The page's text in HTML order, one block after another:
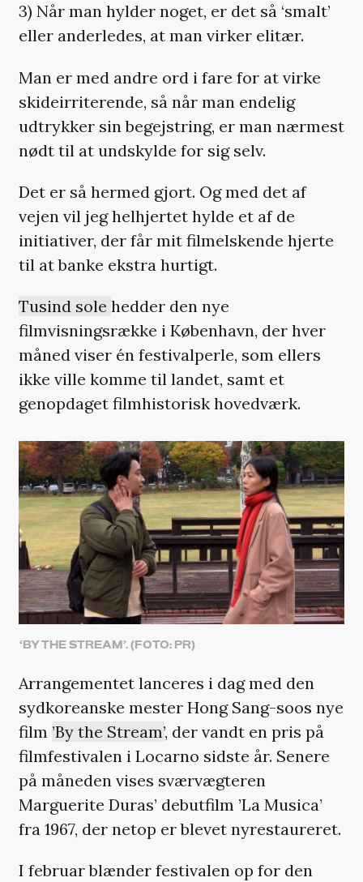
3) Når man hylder noget, er det så ‘smalt’
eller anderledes, at man virker elitær.
Man er med andre ord i fare for at virke
skideirriterende, så når man endelig
udtrykker sin begejstring, er man nærmest
nødt til at undskylde for sig selv.
Det er så hermed gjort. Og med det af
vejen vil jeg helhjertet hylde et af de
initiativer, der får mit filmelskende hjerte
til at banke ekstra hurtigt.
Tusind sole hedder den nye
filmvisningsrække i København, der hver
måned viser én festivalperle, som ellers
ikke ville komme til landet, samt et
genopdaget filmhistorisk hovedværk.
‘BY THE STREAM’. (FOTO: PR)
Arrangementet lanceres i dag med den
sydkoreanske mester Hong Sang-soos nye
film ’By the Stream’, der vandt en pris på
filmfestivalen i Locarno sidste år. Senere
på måneden vises sværvægteren
Marguerite Duras’ debutfilm ’La Musica’
fra 1967, der netop er blevet nyrestaureret.
I februar blænder festivalen op for den